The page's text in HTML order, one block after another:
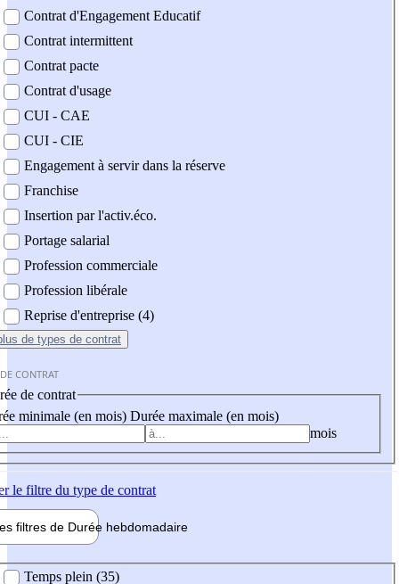
Contrat d'Engagement Educatif
Contrat intermittent
Contrat pacte
Contrat d'usage
CUI - CAE
CUI - CIE
Engagement à servir dans la réserve
Franchise
Insertion par l'activ.éco.
Portage salarial
Profession commerciale
Profession libérale
Reprise d'entreprise (4)
de types de contrat
CONTRAT
de contrat
minimale (en mois) Durée maximale (en mois)
mois
le filtre du type de contrat
filtres de Durée hebdomadaire
Temps plein (35)